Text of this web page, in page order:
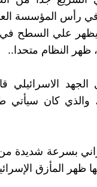
رأس المؤسسة
علي السطح في
النظام متحدا..
الجهد
والذي كان سيأتي
بسرعة شديدة
ظهر المأزق